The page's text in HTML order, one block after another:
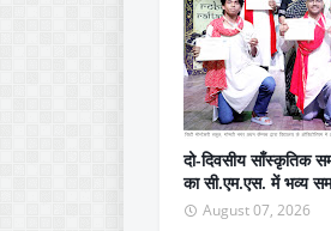
दो-दिवसीय साँस्कृतिक
का सी.एम.एस. में भव्य
August 07, 2026